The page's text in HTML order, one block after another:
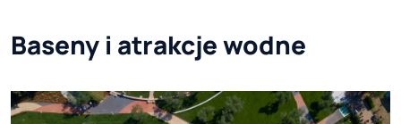
Baseny i atrakcje wodne